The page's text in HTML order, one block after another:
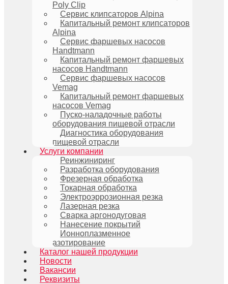
Poly Clip
Сервис клипсаторов Alpina
Капитальный ремонт клипсаторов
Alpina
Сервис фаршевых насосов
Handtmann
Капитальный ремонт фаршевых
насосов Handtmann
Сервис фаршевых насосов
Vemag
Капитальный ремонт фаршевых
насосов Vemag
Пуско-наладочные работы
оборудования пищевой отрасли
Диагностика оборудования
пищевой отрасли
Услуги компании
Реинжиниринг
Разработка оборудования
Фрезерная обработка
Токарная обработка
Электроэррозионная резка
Лазерная резка
Сварка аргонодуговая
Нанесение покрытий
Ионноплазменное
азотирование
Каталог нашей продукции
Новости
Вакансии
Реквизиты